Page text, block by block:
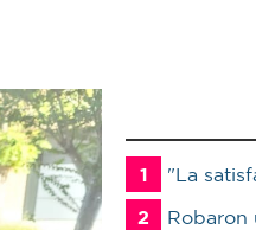
1
"La satisfacción más grande es
2
Robaron un televisor